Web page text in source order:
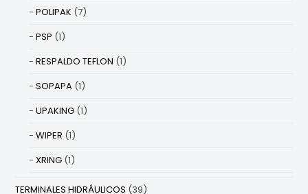
POLIPAK (7)
PSP (1)
RESPALDO TEFLON (1)
SOPAPA (1)
UPAKING (1)
WIPER (1)
XRING (1)
TERMINALES HIDRÁULICOS (39)